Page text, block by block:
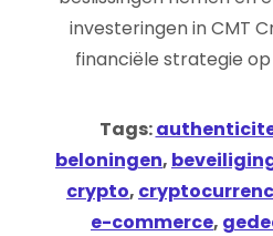
investeringen in CMT
financiële strategie
Tags:
beloningen,
crypto,
e-commerce,